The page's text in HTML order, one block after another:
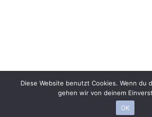
Diese Website benutzt Cookies. Wenn du
gehen wir von deinem
OK